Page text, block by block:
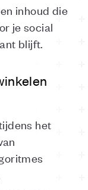
inhoud die
je social
blijft.
het